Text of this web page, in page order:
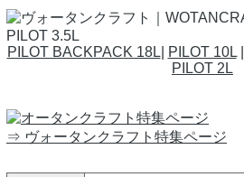
PILOT BACKPACK 18L PILOT 10L|
PILOT 2L
⇒ ヴォータンクラフト特集ページ